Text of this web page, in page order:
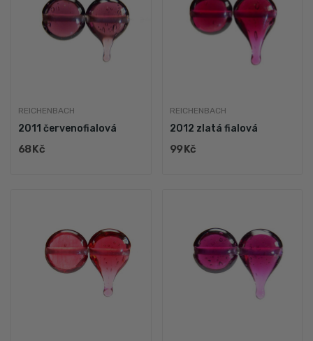
REICHENBACH
2011 červenofialová
68 Kč
REICHENBACH
2012 zlatá fialová
99 Kč